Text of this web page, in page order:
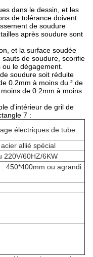
dans le dessin, et les
de tolérance doivent
de soudure
après soudure sont
et la surface soudée
de soudure, scorifie
le dégagement.
soudure soit réduite
0.2mm à moins du ² de
de 0.2mm à moins
d'intérieur de gril de
7 :
électriques de tube
allié spécial
220V/60HZ/6KW
450*400mm ou agrandi